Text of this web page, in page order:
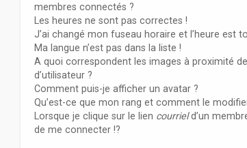
membres connectés ?
Les heures ne sont pas correctes !
J’ai changé mon fuseau horaire et l’heure est
Ma langue n’est pas dans la liste !
A quoi correspondent les images à proximité
d’utilisateur ?
Comment puis-je afficher un avatar ?
Qu’est-ce que mon rang et comment le
Lorsque je clique sur le lien courrield’un
de me connecter !?